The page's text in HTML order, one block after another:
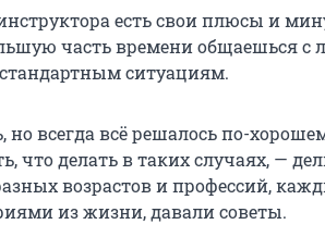
есть свои плюсы и
часть времени общаешься с
ситуациям.
всегда всё решалось по-
что делать в таких случаях, —
возрастов и профессий,
из жизни, давали советы.